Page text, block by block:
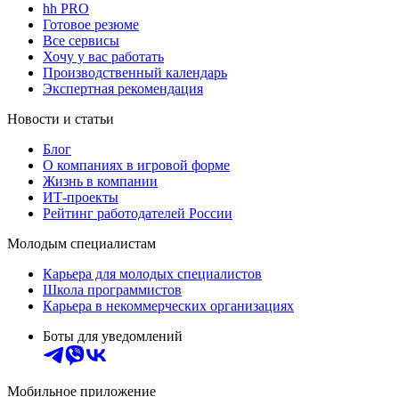
hh PRO
Готовое резюме
Все сервисы
Хочу у вас работать
Производственный календарь
Экспертная рекомендация
Новости и статьи
Блог
О компаниях в игровой форме
Жизнь в компании
ИТ-проекты
Рейтинг работодателей России
Молодым специалистам
Карьера для молодых специалистов
Школа программистов
Карьера в некоммерческих организациях
Боты для уведомлений
Мобильное приложение